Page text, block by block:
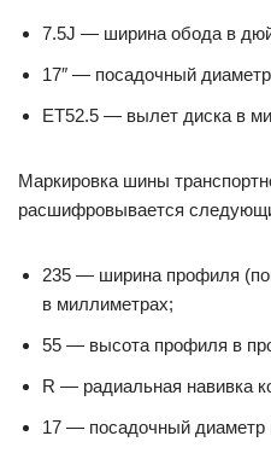
7.5J — ширина обода в
17″ — посадочный
ET52.5 — вылет диска в
Маркировка шины
расшифровывается
235 — ширина профиля
в миллиметрах;
55 — высота профиля в
R — радиальная навивка
17 — посадочный